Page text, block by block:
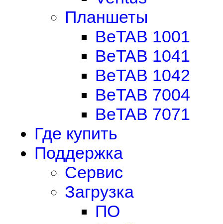
Планшеты
BeTAB 1001
BeTAB 1041
BeTAB 1042
BeTAB 7004
BeTAB 7071
Где купить
Поддержка
Сервис
Загрузка
ПО